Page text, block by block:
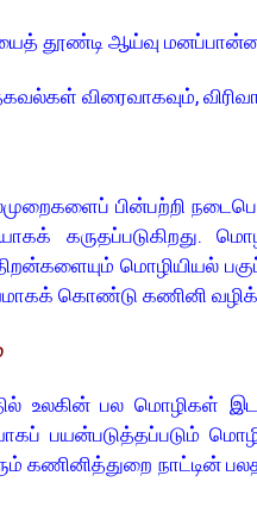
தூண்டி ஆய்வு
விரைவாகவும்,
பின்பற்றி
கருதப்படுகிறது.
திறன்களையும் மொழியியல்
கொண்டு கணினி வழிக்
பல மொழிகள் இடம்
பயன்படுத்தப்படும்
கணினித்துறை நாட்டின்